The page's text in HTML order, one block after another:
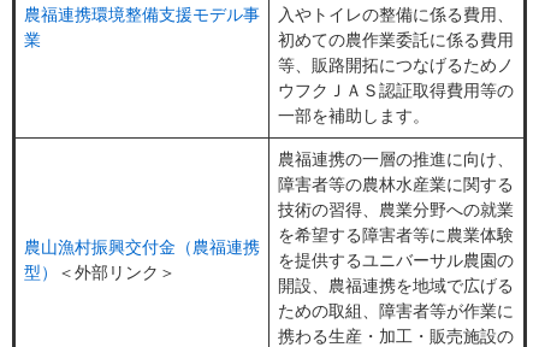
農福連携環境整備支援モデル事
業
入やトイレの整備に係る費用、
初めての農作業委託に係る費用
等、販路開拓につなげるためノ
ウフクＪＡＳ認証取得費用等の
一部を補助します。
農山漁村振興交付金（農福連携
型）
＜外部リンク＞
農福連携の一層の推進に向け、
障害者等の農林水産業に関する
技術の習得、農業分野への就業
を希望する障害者等に農業体験
を提供するユニバーサル農園の
開設、農福連携を地域で広げる
ための取組、障害者等が作業に
携わる生産・加工・販売施設の